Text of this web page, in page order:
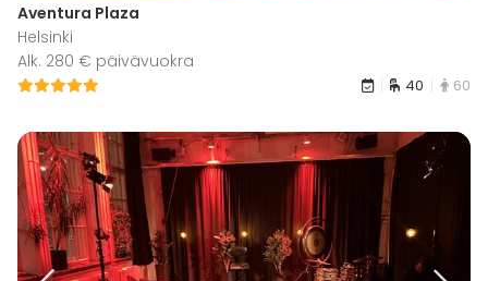
Aventura Plaza
Helsinki
Alk. 280 € päivävuokra
40 60